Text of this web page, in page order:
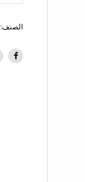
الصنف: